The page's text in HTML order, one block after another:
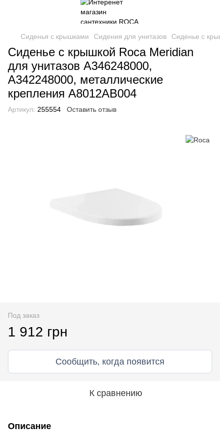
Сиденья с крышками Сидения для унитазов Сиденье с
Сиденье с крышкой Roca Meridian
для унитазов A346248000,
A342248000, металлические
крепления A8012AB004
Артикул: 255554 Оставить отзыв
Под заказ
1 912 грн
Сообщить, когда появится
К сравнению
Описание